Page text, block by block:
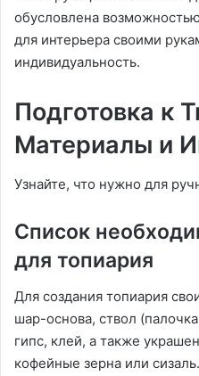
обусловлена
для интерьера своими
индивидуальность.
Подготовка к
Материалы и
Узнайте, что нужно для
Список
для топиария
Для создания топиария
шар-основа, ствол
гипс, клей, а также
кофейные зерна или